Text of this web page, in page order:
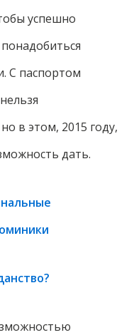
успешно
С паспортом
в этом, 2015 году,
дать.